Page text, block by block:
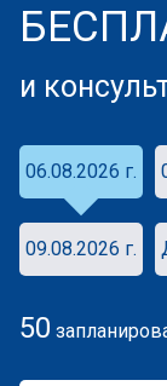
и
06.08.2026 г.
09.08.2026 г.
50